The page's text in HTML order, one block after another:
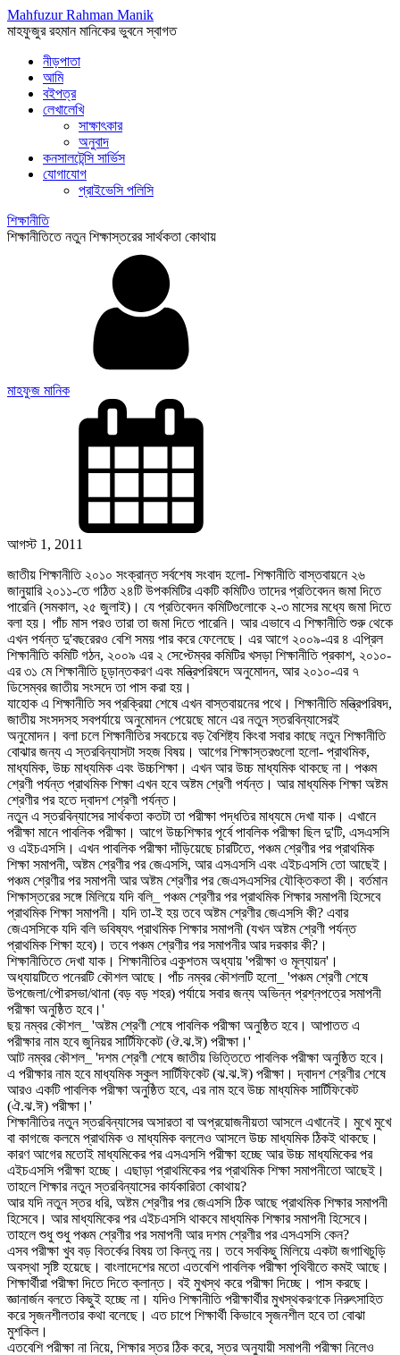
Mahfuzur Rahman Manik
মাহফুজুর রহমান মানিকের ভুবনে স্বাগত
নীড়পাতা
আমি
বইপত্র
লেখালেখি
সাক্ষাৎকার
অনুবাদ
কনসালটেন্সি সার্ভিস
যোগাযোগ
প্রাইভেসি পলিসি
শিক্ষানীতি
শিক্ষানীতিতে নতুন শিক্ষাস্তরের সার্থকতা কোথায়
মাহফুজ মানিক
আগস্ট 1, 2011
জাতীয় শিক্ষানীতি ২০১০ সংক্রান্ত সর্বশেষ সংবাদ হলো- শিক্ষানীতি বাস্তবায়নে ২৬
জানুয়ারি ২০১১-তে গঠিত ২৪টি উপকমিটির একটি কমিটিও তাদের প্রতিবেদন জমা দিতে
পারেনি (সমকাল, ২৫ জুলাই)। যে প্রতিবেদন কমিটিগুলোকে ২-৩ মাসের মধ্যে জমা দিতে
বলা হয়। পাঁচ মাস পরও তারা তা জমা দিতে পারেনি। আর এভাবে এ শিক্ষানীতি শুরু থেকে
এখন পর্যন্ত দু'বছরেরও বেশি সময় পার করে ফেলেছে। এর আগে ২০০৯-এর ৪ এপ্রিল
শিক্ষানীতি কমিটি গঠন, ২০০৯ এর ২ সেপ্টেম্বর কমিটির খসড়া শিক্ষানীতি প্রকাশ, ২০১০-
এর ৩১ মে শিক্ষানীতি চূড়ান্তকরণ এবং মন্ত্রিপরিষদে অনুমোদন, আর ২০১০-এর ৭
ডিসেম্বর জাতীয় সংসদে তা পাস করা হয়।
যাহোক এ শিক্ষানীতি সব প্রক্রিয়া শেষে এখন বাস্তবায়নের পথে। শিক্ষানীতি মন্ত্রিপরিষদ,
জাতীয় সংসদসহ সবপর্যায়ে অনুমোদন পেয়েছে মানে এর নতুন স্তরবিন্যাসেরই
অনুমোদন। বলা চলে শিক্ষানীতির সবচেয়ে বড় বৈশিষ্ট্য কিংবা সবার কাছে নতুন শিক্ষানীতি
বোঝার জন্য এ স্তরবিন্যাসটা সহজ বিষয়। আগের শিক্ষাস্তরগুলো হলো- প্রাথমিক,
মাধ্যমিক, উচ্চ মাধ্যমিক এবং উচ্চশিক্ষা। এখন আর উচ্চ মাধ্যমিক থাকছে না। পঞ্চম
শ্রেণী পর্যন্ত প্রাথমিক শিক্ষা এখন হবে অষ্টম শ্রেণী পর্যন্ত। আর মাধ্যমিক শিক্ষা অষ্টম
শ্রেণীর পর হতে দ্বাদশ শ্রেণী পর্যন্ত।
নতুন এ স্তরবিন্যাসের সার্থকতা কতটা তা পরীক্ষা পদ্ধতির মাধ্যমে দেখা যাক। এখানে
পরীক্ষা মানে পাবলিক পরীক্ষা। আগে উচ্চশিক্ষার পূর্বে পাবলিক পরীক্ষা ছিল দু'টি, এসএসসি
ও এইচএসসি। এখন পাবলিক পরীক্ষা দাঁড়িয়েছে চারটিতে, পঞ্চম শ্রেণীর পর প্রাথমিক
শিক্ষা সমাপনী, অষ্টম শ্রেণীর পর জেএসসি, আর এসএসসি এবং এইচএসসি তো আছেই।
পঞ্চম শ্রেণীর পর সমাপনী আর অষ্টম শ্রেণীর পর জেএসএসসির যৌক্তিকতা কী। বর্তমান
শিক্ষাস্তরের সঙ্গে মিলিয়ে যদি বলি_ পঞ্চম শ্রেণীর পর প্রাথমিক শিক্ষার সমাপনী হিসেবে
প্রাথমিক শিক্ষা সমাপনী। যদি তা-ই হয় তবে অষ্টম শ্রেণীর জেএসসি কী? এবার
জেএসসিকে যদি বলি ভবিষ্যৎ প্রাথমিক শিক্ষার সমাপনী (যখন অষ্টম শ্রেণী পর্যন্ত
প্রাথমিক শিক্ষা হবে)। তবে পঞ্চম শ্রেণীর পর সমাপনীর আর দরকার কী?।
শিক্ষানীতিতে দেখা যাক। শিক্ষানীতির একুশতম অধ্যায় 'পরীক্ষা ও মূল্যায়ন'।
অধ্যায়টিতে পনেরটি কৌশল আছে। পাঁচ নম্বর কৌশলটি হলো_ 'পঞ্চম শ্রেণী শেষে
উপজেলা/পৌরসভা/থানা (বড় বড় শহর) পর্যায়ে সবার জন্য অভিন্ন প্রশ্নপত্রে সমাপনী
পরীক্ষা অনুষ্ঠিত হবে।'
ছয় নম্বর কৌশল_ 'অষ্টম শ্রেণী শেষে পাবলিক পরীক্ষা অনুষ্ঠিত হবে। আপাতত এ
পরীক্ষার নাম হবে জুনিয়র সার্টিফিকেট (ঔ.ঝ.ঈ) পরীক্ষা।'
আট নম্বর কৌশল_ 'দশম শ্রেণী শেষে জাতীয় ভিত্তিতে পাবলিক পরীক্ষা অনুষ্ঠিত হবে।
এ পরীক্ষার নাম হবে মাধ্যমিক স্কুল সার্টিফিকেট (ঝ.ঝ.ঈ) পরীক্ষা। দ্বাদশ শ্রেণীর শেষে
আরও একটি পাবলিক পরীক্ষা অনুষ্ঠিত হবে, এর নাম হবে উচ্চ মাধ্যমিক সার্টিফিকেট
(ঐ.ঝ.ঈ) পরীক্ষা।'
শিক্ষানীতির নতুন স্তরবিন্যাসের অসারতা বা অপ্রয়োজনীয়তা আসলে এখানেই। মুখে মুখে
বা কাগজে কলমে প্রাথমিক ও মাধ্যমিক বললেও আসলে উচ্চ মাধ্যমিক ঠিকই থাকছে।
কারণ আগের মতোই মাধ্যমিকের পর এসএসসি পরীক্ষা হচ্ছে আর উচ্চ মাধ্যমিকের পর
এইচএসসি পরীক্ষা হচ্ছে। এছাড়া প্রাথমিকের পর প্রাথমিক শিক্ষা সমাপনীতো আছেই।
তাহলে শিক্ষার নতুন স্তরবিন্যাসের কার্যকারিতা কোথায়?
আর যদি নতুন স্তর ধরি, অষ্টম শ্রেণীর পর জেএসসি ঠিক আছে প্রাথমিক শিক্ষার সমাপনী
হিসেবে। আর মাধ্যমিকের পর এইচএসসি থাকবে মাধ্যমিক শিক্ষার সমাপনী হিসেবে।
তাহলে শুধু শুধু পঞ্চম শ্রেণীর পর সমাপনী আর দশম শ্রেণীর পর এসএসসি কেন?
এসব পরীক্ষা খুব বড় বিতর্কের বিষয় তা কিন্তু নয়। তবে সবকিছু মিলিয়ে একটা জগাখিচুড়ি
অবস্থা সৃষ্টি হয়েছে। বাংলাদেশের মতো এতবেশি পাবলিক পরীক্ষা পৃথিবীতে কমই আছে।
শিক্ষার্থীরা পরীক্ষা দিতে দিতে ক্লান্ত। বই মুখস্থ করে পরীক্ষা দিচ্ছে। পাস করছে।
জ্ঞানার্জন বলতে কিছুই হচ্ছে না। যদিও শিক্ষানীতি পরীক্ষার্থীর মুখস্থকরণকে নিরুৎসাহিত
করে সৃজনশীলতার কথা বলেছে। এত চাপে শিক্ষার্থী কিভাবে সৃজনশীল হবে তা বোঝা
মুশকিল।
এতবেশি পরীক্ষা না নিয়ে, শিক্ষার স্তর ঠিক করে, স্তর অনুযায়ী সমাপনী পরীক্ষা নিলেও